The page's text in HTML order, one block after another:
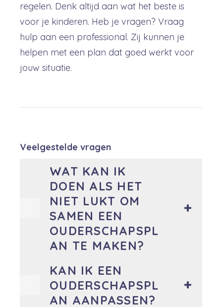
regelen. Denk altijd aan wat het beste is
voor je kinderen. Heb je vragen? Vraag
hulp aan een professional. Zij kunnen je
helpen met een plan dat goed werkt voor
jouw situatie.
Veelgestelde vragen
WAT KAN IK
DOEN ALS HET
NIET LUKT OM
SAMEN EEN
OUDERSCHAPSPL
AN TE MAKEN?
KAN IK EEN
OUDERSCHAPSPL
AN AANPASSEN?